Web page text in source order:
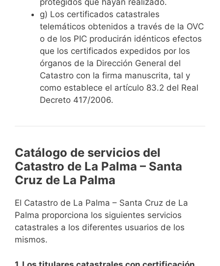
protegidos que hayan realizado.
g) Los certificados catastrales
telemáticos obtenidos a través de la OVC
o de los PIC producirán idénticos efectos
que los certificados expedidos por los
órganos de la Dirección General del
Catastro con la firma manuscrita, tal y
como establece el artículo 83.2 del Real
Decreto 417/2006.
Catálogo de servicios del
Catastro de La Palma – Santa
Cruz de La Palma
El Catastro de La Palma – Santa Cruz de La
Palma proporciona los siguientes servicios
catastrales a los diferentes usuarios de los
mismos.